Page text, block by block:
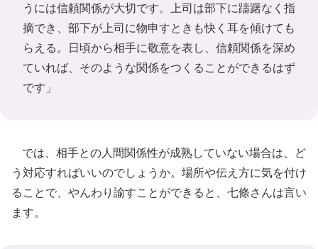
うには信頼関係が大切です。上司は部下に躊躇なく指
摘でき、部下が上司に物申すときも快く耳を傾けても
らえる。日頃から相手に敬意を表し、信頼関係を深め
ていれば、そのような関係をつくることができるはず
です」
では、相手との人間関係性が成熟していない場合は、ど
う対応すればいいのでしょうか。場所や伝え方に気を付け
ることで、やんわり諭すことができると、七條さんは言い
ます。